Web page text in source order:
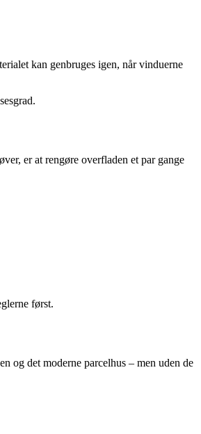
kan genbruges igen, når vinduerne
er at rengøre overfladen et par gange
først.
og det moderne parcelhus – men uden de